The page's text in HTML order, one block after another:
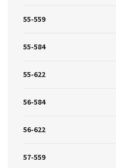
55-559
55-584
55-622
56-584
56-622
57-559